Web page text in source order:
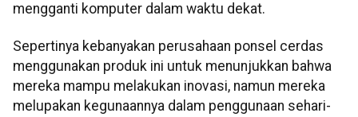
mengganti komputer dalam waktu dekat.
Sepertinya kebanyakan perusahaan ponsel cerdas
menggunakan produk ini untuk menunjukkan bahwa
mereka mampu melakukan inovasi, namun mereka
melupakan kegunaannya dalam penggunaan sehari-